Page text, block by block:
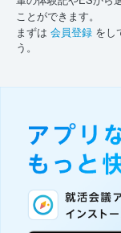
ことができます。
まずは 会員登録 をし
う。